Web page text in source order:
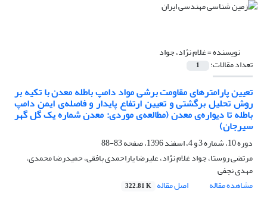
نویسنده =غلام نژاد، جواد
تعداد مقالات: 1
تعیین پارامترهای مقاومت برشی مواد دامپ باطله معدن با تکیه بر
روش تحلیل برگشتی و تعیین ارتفاع پایدار و فاصله‌ی ایمن دامپ
باطله تا دیواره‌ی معدن (مطالعه‌ی موردی: معدن شماره یک گل گهر
سیرجان)
دوره 10، شماره 3 و 4، اسفند 1396، صفحه
83-88
مرتضی روستا، جواد غلام نژاد، علیرضا یاراحمدی بافقی، حمیدرضا محمدی،
مهدی نجفی
مشاهده مقاله
اصل مقاله 322.81 K